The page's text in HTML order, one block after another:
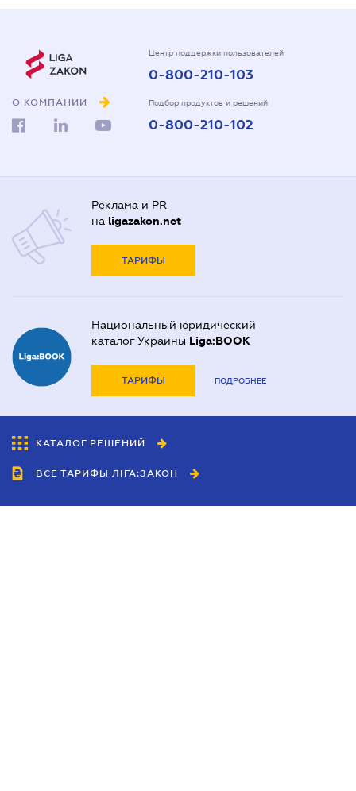
О КОМПАНИИ
Центр поддержки пользователей
0-800-210-103
Подбор продуктов и решений
0-800-210-102
Реклама и PR
на ligazakon.net
ТАРИФЫ
Национальный юридический
каталог Украины Liga:BOOK
ТАРИФЫ ПОДРОБНЕЕ
КАТАЛОГ РЕШЕНИЙ
ВСЕ ТАРИФЫ ЛІГА:ЗАКОН